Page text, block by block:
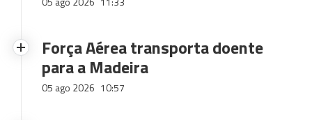
Força Aérea transporta doente
para a Madeira
05 ago 2026 10:57